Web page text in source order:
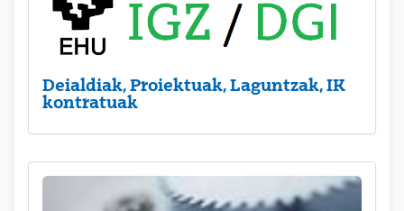
Deialdiak, Proiektuak, Laguntzak, IK
kontratuak